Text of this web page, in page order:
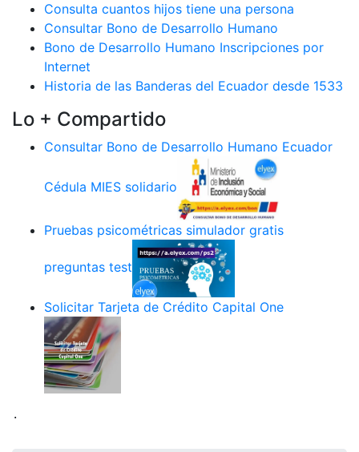
Consulta cuantos hijos tiene una persona
Consultar Bono de Desarrollo Humano
Bono de Desarrollo Humano Inscripciones por
Internet
Historia de las Banderas del Ecuador desde 1533
Lo + Compartido
Consultar Bono de Desarrollo Humano Ecuador
Cédula MIES solidario
Pruebas psicométricas simulador gratis
preguntas test
Solicitar Tarjeta de Crédito Capital One
.